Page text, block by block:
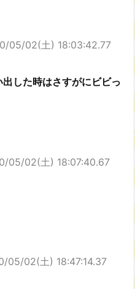
05/02(土) 18:03:42.77
した時はさすがにビビっ
05/02(土) 18:07:40.67
05/02(土) 18:47:14.37